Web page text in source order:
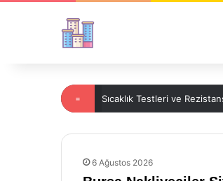
= Sıcaklık Testleri ve
6 Ağustos 2026